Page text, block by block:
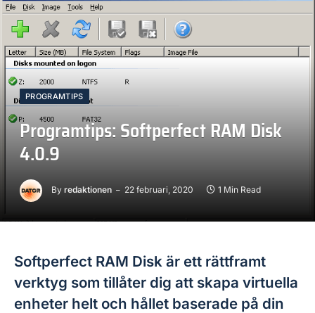
PROGRAMTIPS
Programtips: Softperfect RAM Disk
4.0.9
By redaktionen 22 februari, 2020 1 Min Read
Softperfect RAM Disk är ett rättframt
verktyg som tillåter dig att skapa virtuella
enheter helt och hållet baserade på din